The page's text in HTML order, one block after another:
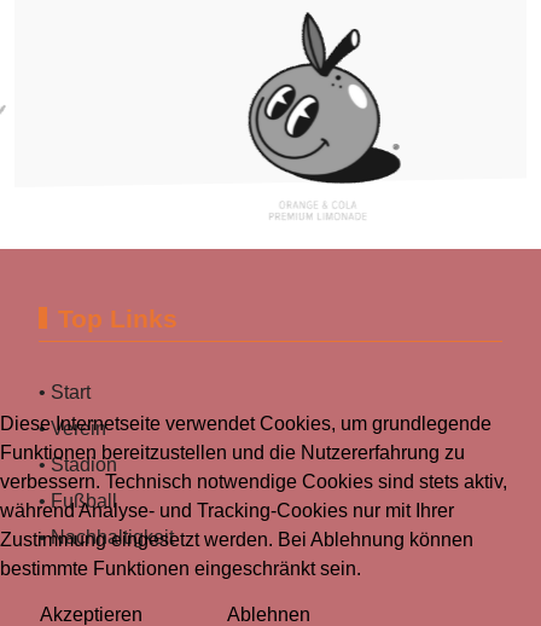
Top Links
• Start
• Verein
• Stadion
• Fußball
• Nachhaltigkeit
Diese Internetseite verwendet Cookies, um grundlegende
Funktionen bereitzustellen und die Nutzererfahrung zu
verbessern. Technisch notwendige Cookies sind stets aktiv,
während Analyse- und Tracking-Cookies nur mit Ihrer
Zustimmung eingesetzt werden. Bei Ablehnung können
bestimmte Funktionen eingeschränkt sein.
Akzeptieren Ablehnen